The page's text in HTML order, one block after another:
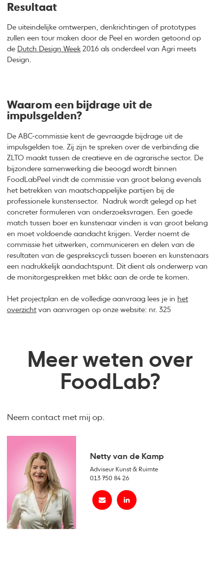
Resultaat
De uiteindelijke omtwerpen, denkrichtingen of prototypes
zullen een tour maken door de Peel en worden getoond op
de Dutch Design Week 2016 als onderdeel van Agri meets
Design.
Waarom een bijdrage uit de
impulsgelden?
De ABC-commissie kent de gevraagde bijdrage uit de
impulsgelden toe. Zij zijn te spreken over de verbinding die
ZLTO maakt tussen de creatieve en de agrarische sector. De
bijzondere samenwerking die beoogd wordt binnen
FoodLabPeel vindt de commissie van groot belang evenals
het betrekken van maatschappelijke partijen bij de
professionele kunstensector. Nadruk wordt gelegd op het
concreter formuleren van onderzoeksvragen. Een goede
match tussen boer en kunstenaar vinden is van groot belang
en moet voldoende aandacht krijgen. Verder noemt de
commissie het uitwerken, communiceren en delen van de
resultaten van de gesprekscycli tussen boeren en kunstenaars
een nadrukkelijk aandachtspunt. Dit dient als onderwerp van
de monitorgesprekken met bkkc aan de orde te komen.
Het projectplan en de volledige aanvraag lees je in het
overzicht van aanvragen op onze website: nr. 325
Meer weten over
FoodLab?
Neem contact met mij op.
Netty van de Kamp
Adviseur Kunst & Ruimte
013 750 84 26